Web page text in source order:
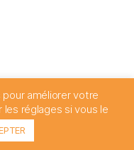
améliorer votre
réglages si vous le